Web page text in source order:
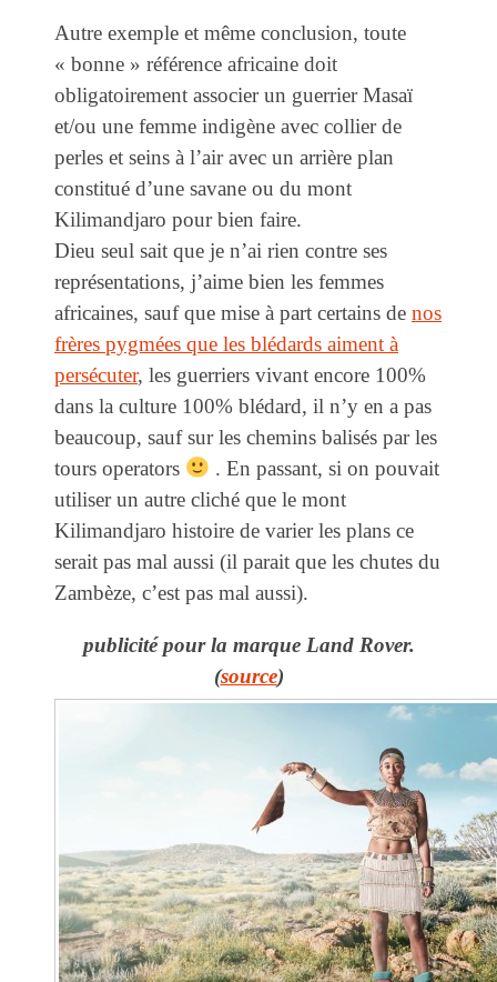
Autre exemple et même conclusion, toute
« bonne » référence africaine doit
obligatoirement associer un guerrier Masaï
et/ou une femme indigène avec collier de
perles et seins à l’air avec un arrière plan
constitué d’une savane ou du mont
Kilimandjaro pour bien faire.
Dieu seul sait que je n’ai rien contre ses
représentations, j’aime bien les femmes
africaines, sauf que mise à part certains de nos
frères pygmées que les blédards aiment à
persécuter, les guerriers vivant encore 100%
dans la culture 100% blédard, il n’y en a pas
beaucoup, sauf sur les chemins balisés par les
tours operators
. En passant, si on pouvait
utiliser un autre cliché que le mont
Kilimandjaro histoire de varier les plans ce
serait pas mal aussi (il parait que les chutes du
Zambèze, c’est pas mal aussi).
publicité pour la marque Land Rover.
(source)